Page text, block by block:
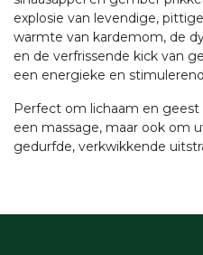
explosie van levendige,
warmte van kardemom, de
en de verfrissende kick van
een energieke en
Perfect om lichaam en
een massage, maar ook om
gedurfde, verkwikkende